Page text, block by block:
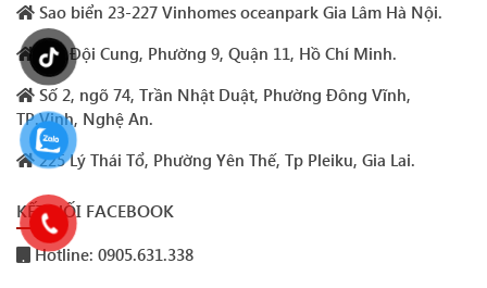
Sao biển 23-227 Vinhomes oceanpark Gia Lâm Hà Nội.
132 Đội Cung, Phường 9, Quận 11, Hồ Chí Minh.
Số 2, ngõ 74, Trần Nhật Duật, Phường Đông Vĩnh,
TP.Vinh, Nghệ An.
225 Lý Thái Tổ, Phường Yên Thế, Tp Pleiku, Gia Lai.
KẾT NỐI FACEBOOK
Hotline: 0905.631.338